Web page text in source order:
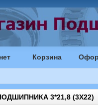
Корзина
3*21,8 (3Х22)